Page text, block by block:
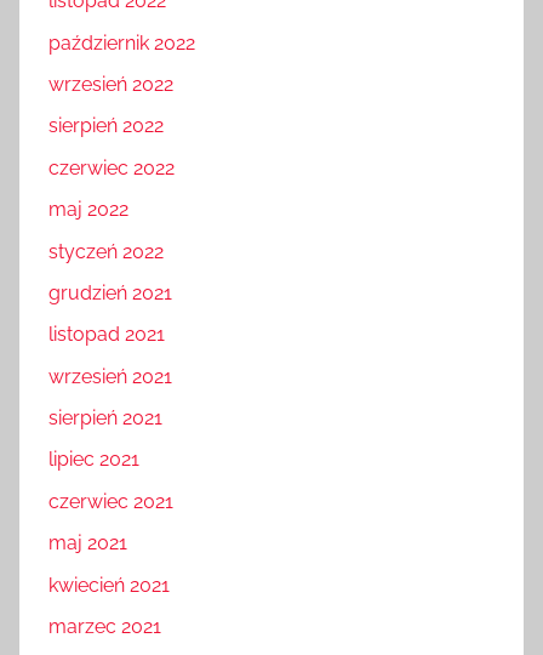
październik 2022
wrzesień 2022
sierpień 2022
czerwiec 2022
maj 2022
styczeń 2022
grudzień 2021
listopad 2021
wrzesień 2021
sierpień 2021
lipiec 2021
czerwiec 2021
maj 2021
kwiecień 2021
marzec 2021